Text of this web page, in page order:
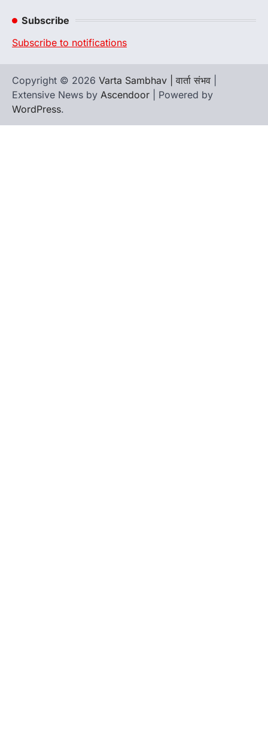
Subscribe
Subscribe to notifications
Copyright © 2026 Varta Sambhav | वार्ता संभव
Extensive News by Ascendoor | Powered by
WordPress.